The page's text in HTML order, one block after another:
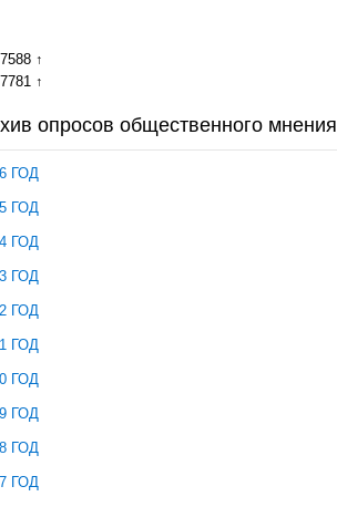
опросов общественного мнения
ГОД
ГОД
ГОД
ГОД
ГОД
ГОД
ГОД
ГОД
ГОД
ГОД